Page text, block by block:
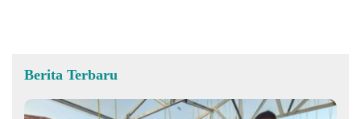
Berita Terbaru